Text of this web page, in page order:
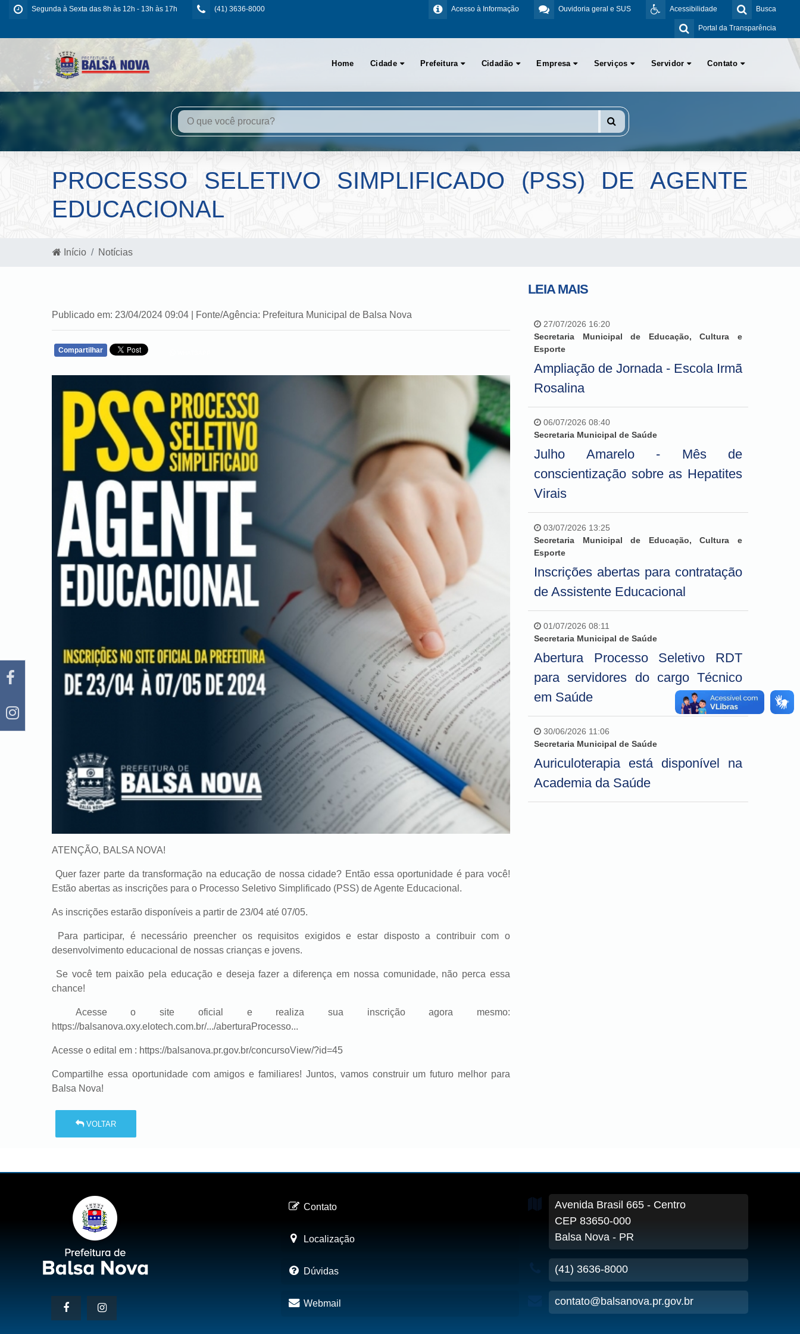
Segunda à Sexta das 8h às 12h - 13h às 17h (41) 3636-8000 Busca
Acessibilidade
Ouvidoria geral e SUS
Acesso à Informação
Portal da Transparência
Home Cidade Prefeitura Cidadão Empresa Serviços Servidor Contato
PROCESSO SELETIVO SIMPLIFICADO (PSS) DE AGENTE
EDUCACIONAL
Início Notícias
Publicado em: 23/04/2024 09:04 | Fonte/Agência: Prefeitura Municipal de Balsa Nova
Compartilhar
ATENÇÃO, BALSA NOVA!
Quer fazer parte da transformação na educação de nossa cidade? Então essa oportunidade é para você!
Estão abertas as inscrições para o Processo Seletivo Simplificado (PSS) de Agente Educacional.
As inscrições estarão disponíveis a partir de 23/04 até 07/05.
Para participar, é necessário preencher os requisitos exigidos e estar disposto a contribuir com o
desenvolvimento educacional de nossas crianças e jovens.
Se você tem paixão pela educação e deseja fazer a diferença em nossa comunidade, não perca essa
chance!
Acesse o site oficial e realiza sua inscrição agora mesmo:
https://balsanova.oxy.elotech.com.br/.../aberturaProcesso...
Acesse o edital em : https://balsanova.pr.gov.br/concursoView/?id=45
Compartilhe essa oportunidade com amigos e familiares! Juntos, vamos construir um futuro melhor para
Balsa Nova!
VOLTAR
LEIA MAIS
27/07/2026 16:20
Secretaria Municipal de Educação, Cultura e
Esporte
Ampliação de Jornada - Escola Irmã
Rosalina
06/07/2026 08:40
Secretaria Municipal de Saúde
Julho Amarelo - Mês de
conscientização sobre as Hepatites
Virais
03/07/2026 13:25
Secretaria Municipal de Educação, Cultura e
Esporte
Inscrições abertas para contratação
de Assistente Educacional
01/07/2026 08:11
Secretaria Municipal de Saúde
Abertura Processo Seletivo RDT
para servidores do cargo Técnico
em Saúde
30/06/2026 11:06
Secretaria Municipal de Saúde
Auriculoterapia está disponível na
Academia da Saúde
Contato
Localização
Dúvidas
Webmail
Avenida Brasil 665 - Centro
CEP 83650-000
Balsa Nova - PR
(41) 3636-8000
contato@balsanova.pr.gov.br